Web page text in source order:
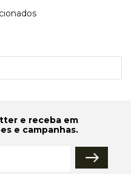
e receba em
e campanhas.